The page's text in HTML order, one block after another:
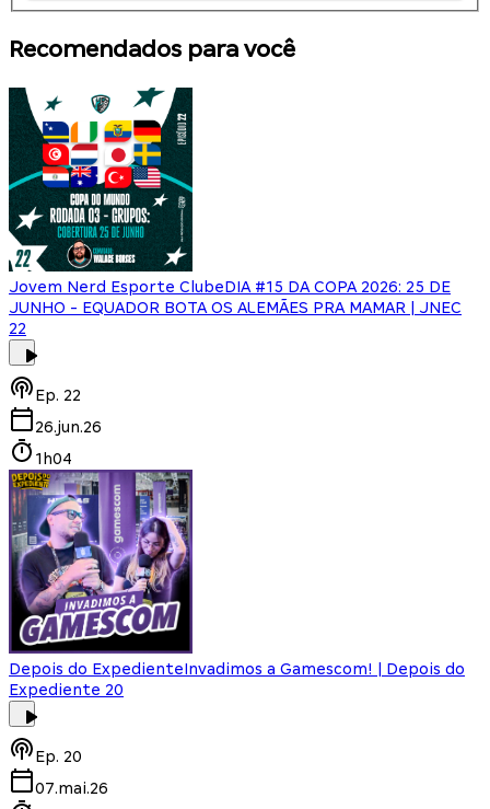
Recomendados para você
Jovem Nerd Esporte ClubeDIA #15 DA COPA 2026: 25 DE
JUNHO - EQUADOR BOTA OS ALEMÃES PRA MAMAR | JNEC
22
Ep. 22
26.jun.26
1h04
Depois do ExpedienteInvadimos a Gamescom! | Depois do
Expediente 20
Ep. 20
07.mai.26